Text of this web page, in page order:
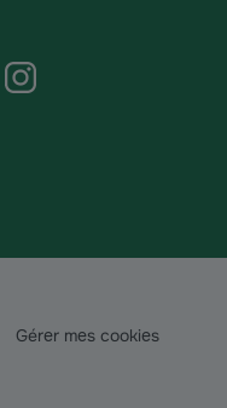
Gérer mes cookies